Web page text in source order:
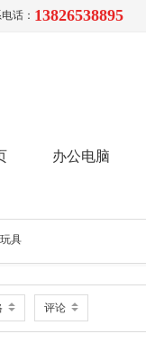
话： 13826538895
办公电脑
具
评论